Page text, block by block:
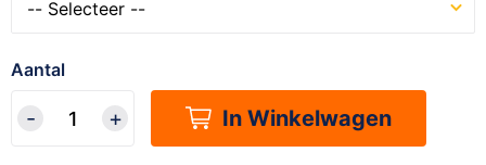
Aantal
In Winkelwagen